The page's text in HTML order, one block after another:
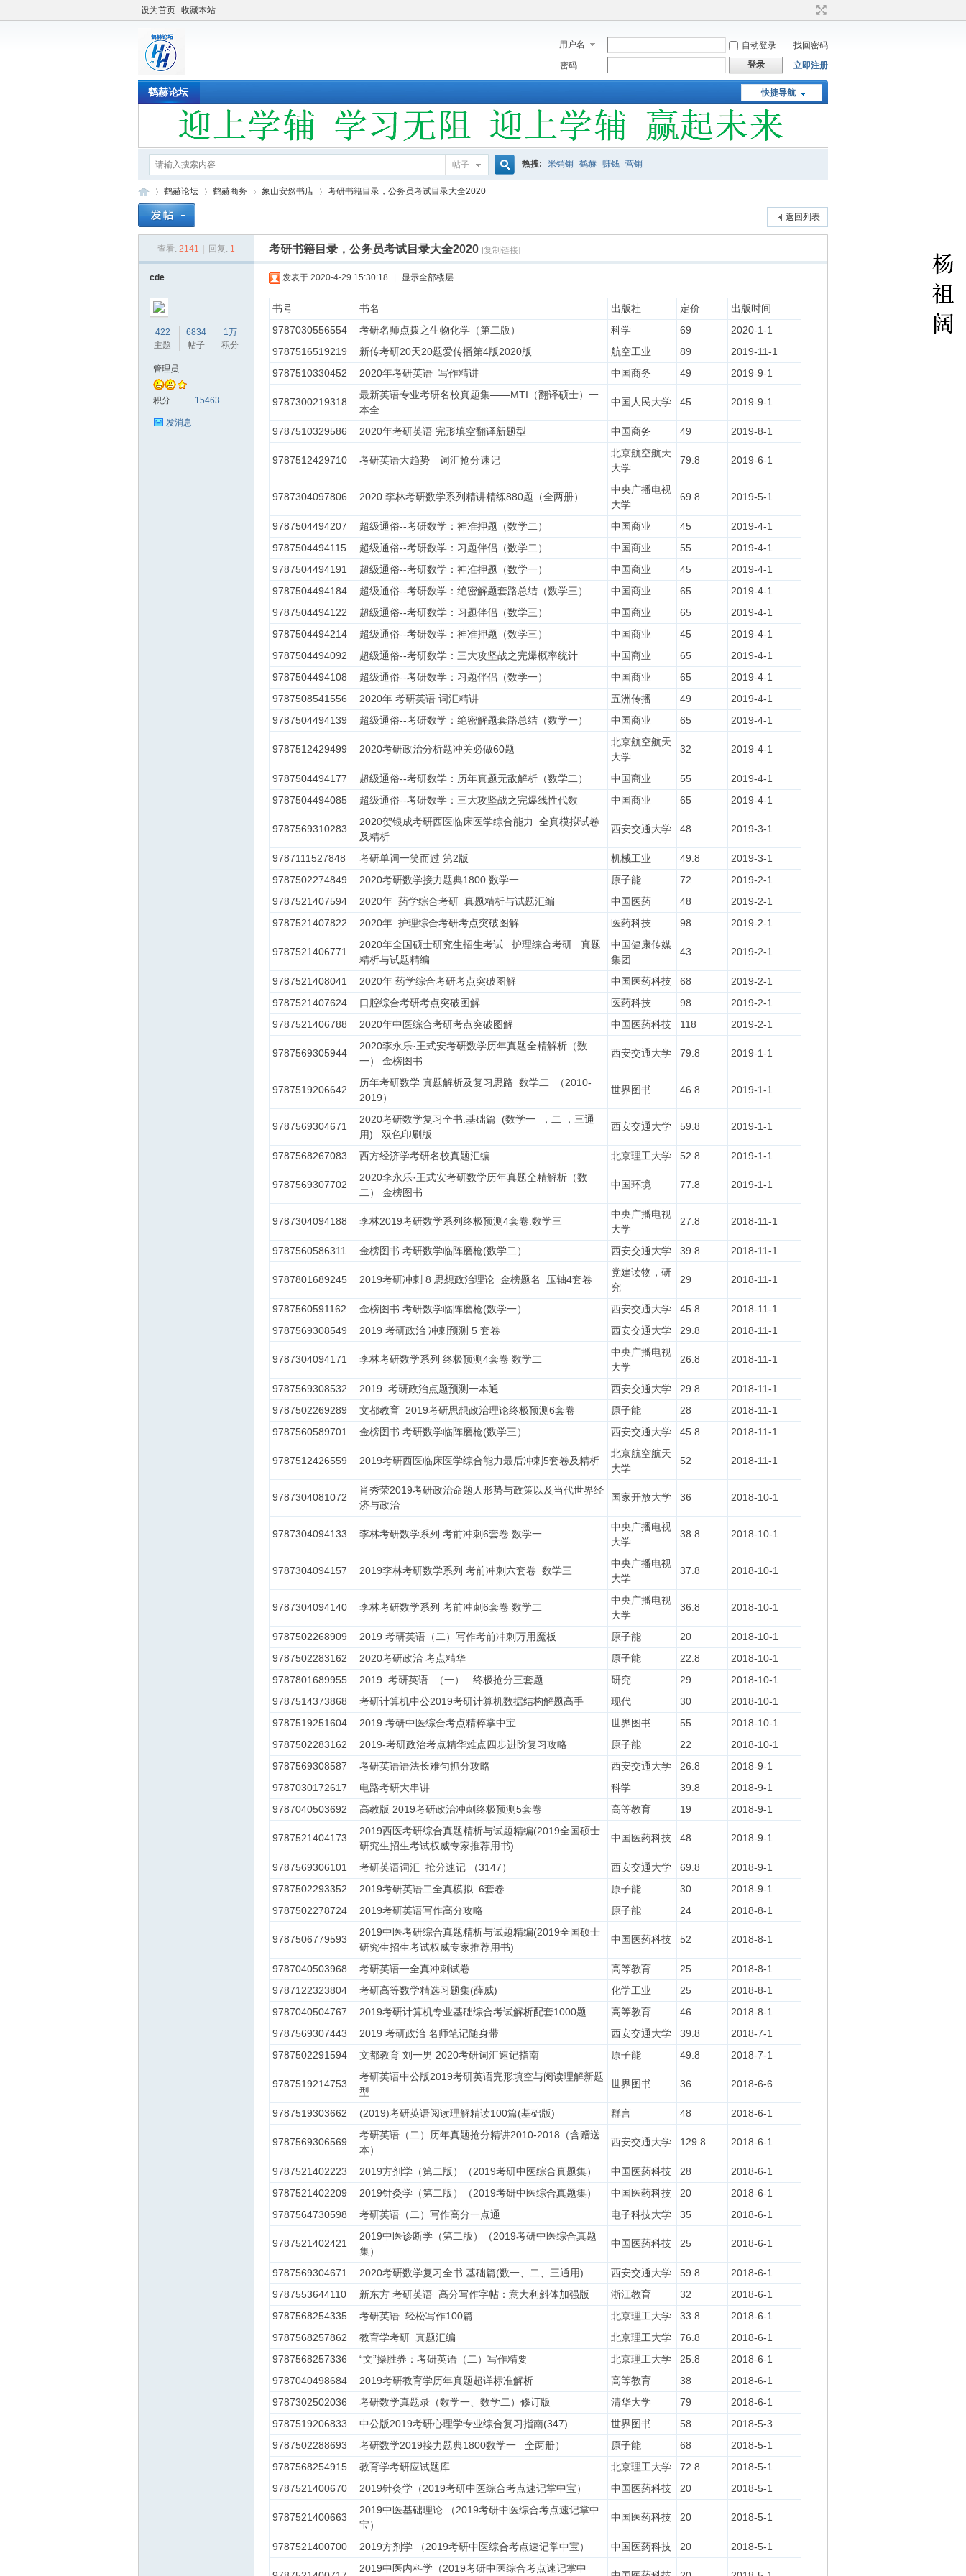
设为首页 收藏本站
用户名 自动登录
找回密码
密码
登录 立即注册
快捷导航
鹤赫论坛
帖子
索
热搜: 米销销 鹤赫 赚钱 营销
鹤赫论坛 鹤赫商务 象山安然书店
›
考研书籍目录，公务员考试目录大全2020
返回列表
查看: 2141 回复: 1 考研书籍目录，公务员考试目录大全2020 [复制链接]
cde
422
主题
6834
帖子
1万
积分
管理员
积分 15463
发消息
发表于 2020-4-29 15:30:18 显示全部楼层
书号 书名 出版社 定价
出版时间
9787030556554
考研名师点拨之生物化学（第二版） 科学 69
2020-1-1
9787516519219
新传考研20天20题爱传播第4版2020版 航空工业 89
2019-11-1
9787510330452
2020年考研英语 写作精讲 中国商务 49 2019-9-1
9787300219318
最新英语专业考研名校真题集——MTI（翻译硕士）一
本全
中国人民大学 45 2019-9-1
9787510329586 2020年考研英语 完形填空翻译新题型 中国商务 49 2019-8-1
9787512429710 考研英语大趋势—词汇抢分速记
北京航空航天
大学
79.8 2019-6-1
9787304097806 2020 李林考研数学系列精讲精练880题（全两册）
中央广播电视
大学
69.8 2019-5-1
9787504494207 超级通俗--考研数学：神准押题（数学二） 中国商业 45
2019-4-1
9787504494115
超级通俗--考研数学：习题伴侣（数学二） 中国商业 55
2019-4-1
9787504494191
超级通俗--考研数学：神准押题（数学一） 中国商业 45
2019-4-1
9787504494184
超级通俗--考研数学：绝密解题套路总结（数学三） 中国商业 65
2019-4-1
9787504494122
超级通俗--考研数学：习题伴侣（数学三） 中国商业 65
2019-4-1
9787504494214
超级通俗--考研数学：神准押题（数学三） 中国商业 45
2019-4-1
9787504494092
超级通俗--考研数学：三大攻坚战之完爆概率统计 中国商业 65
2019-4-1
9787504494108
超级通俗--考研数学：习题伴侣（数学一） 中国商业 65
2019-4-1
9787508541556
2020年 考研英语 词汇精讲 五洲传播 49
2019-4-1
9787504494139
超级通俗--考研数学：绝密解题套路总结（数学一） 中国商业 65 2019-4-1
9787512429499 2020考研政治分析题冲关必做60题
北京航空航天
大学
32 2019-4-1
9787504494177 超级通俗--考研数学：历年真题无敌解析（数学二） 中国商业 55
2019-4-1
9787504494085
超级通俗--考研数学：三大攻坚战之完爆线性代数 中国商业 65 2019-4-1
9787569310283
2020贺银成考研西医临床医学综合能力 全真模拟试卷
及精析
西安交通大学 48 2019-3-1
9787111527848 考研单词一笑而过 第2版 机械工业 49.8
2019-3-1
9787502274849
2020考研数学接力题典1800 数学一 原子能 72
2019-2-1
9787521407594
2020年 药学综合考研 真题精析与试题汇编 中国医药 48
2019-2-1
9787521407822
2020年 护理综合考研考点突破图解 医药科技 98 2019-2-1
9787521406771
2020年全国硕士研究生招生考试 护理综合考研 真题
精析与试题精编
中国健康传媒
集团
43 2019-2-1
9787521408041 2020年 药学综合考研考点突破图解 中国医药科技 68
2019-2-1
9787521407624
口腔综合考研考点突破图解 医药科技 98
2019-2-1
9787521406788
2020年中医综合考研考点突破图解 中国医药科技 118 2019-2-1
9787569305944
2020李永乐·王式安考研数学历年真题全精解析（数
一） 金榜图书
西安交通大学 79.8 2019-1-1
9787519206642
历年考研数学 真题解析及复习思路 数学二 （2010-
2019）
世界图书 46.8 2019-1-1
9787569304671
2020考研数学复习全书.基础篇 (数学一 ，二 ，三通
用) 双色印刷版
西安交通大学 59.8 2019-1-1
9787568267083 西方经济学考研名校真题汇编 北京理工大学 52.8 2019-1-1
9787569307702
2020李永乐·王式安考研数学历年真题全精解析（数
二） 金榜图书
中国环境 77.8 2019-1-1
9787304094188 李林2019考研数学系列终极预测4套卷.数学三
中央广播电视
大学
27.8 2018-11-1
9787560586311 金榜图书 考研数学临阵磨枪(数学二） 西安交通大学 39.8 2018-11-1
9787801689245 2019考研冲刺 8 思想政治理论 金榜题名 压轴4套卷
党建读物，研
究
29 2018-11-1
9787560591162 金榜图书 考研数学临阵磨枪(数学一） 西安交通大学 45.8
2018-11-1
9787569308549
2019 考研政治 冲刺预测 5 套卷 西安交通大学 29.8 2018-11-1
9787304094171 李林考研数学系列 终极预测4套卷 数学二
中央广播电视
大学
26.8 2018-11-1
9787569308532 2019 考研政治点题预测一本通 西安交通大学 29.8
2018-11-1
9787502269289
文都教育 2019考研思想政治理论终极预测6套卷 原子能 28
2018-11-1
9787560589701
金榜图书 考研数学临阵磨枪(数学三） 西安交通大学 45.8 2018-11-1
9787512426559 2019考研西医临床医学综合能力最后冲刺5套卷及精析
北京航空航天
大学
52 2018-11-1
9787304081072
肖秀荣2019考研政治命题人形势与政策以及当代世界经
济与政治
国家开放大学 36 2018-10-1
9787304094133 李林考研数学系列 考前冲刺6套卷 数学一
中央广播电视
大学
38.8 2018-10-1
9787304094157 2019李林考研数学系列 考前冲刺六套卷 数学三
中央广播电视
大学
37.8 2018-10-1
9787304094140 李林考研数学系列 考前冲刺6套卷 数学二
中央广播电视
大学
36.8 2018-10-1
9787502268909 2019 考研英语（二）写作考前冲刺万用魔板 原子能 20
2018-10-1
9787502283162
2020考研政治 考点精华 原子能 22.8
2018-10-1
9787801689955
2019 考研英语 （一） 终极抢分三套题 研究 29
2018-10-1
9787514373868
考研计算机中公2019考研计算机数据结构解题高手 现代 30
2018-10-1
9787519251604
2019 考研中医综合考点精粹掌中宝 世界图书 55
2018-10-1
9787502283162
2019-考研政治考点精华难点四步进阶复习攻略 原子能 22
2018-10-1
9787569308587
考研英语语法长难句抓分攻略 西安交通大学 26.8
2018-9-1
9787030172617
电路考研大串讲 科学 39.8
2018-9-1
9787040503692
高教版 2019考研政治冲刺终极预测5套卷 高等教育 19 2018-9-1
9787521404173
2019西医考研综合真题精析与试题精编(2019全国硕士
研究生招生考试权威专家推荐用书)
中国医药科技 48 2018-9-1
9787569306101 考研英语词汇 抢分速记 （3147） 西安交通大学 69.8
2018-9-1
9787502293352
2019考研英语二全真模拟 6套卷 原子能 30
2018-9-1
9787502278724
2019考研英语写作高分攻略 原子能 24 2018-8-1
9787506779593
2019中医考研综合真题精析与试题精编(2019全国硕士
研究生招生考试权威专家推荐用书)
中国医药科技 52 2018-8-1
9787040503968 考研英语一全真冲刺试卷 高等教育 25
2018-8-1
9787122323804
考研高等数学精选习题集(薛威) 化学工业 25
2018-8-1
9787040504767
2019考研计算机专业基础综合考试解析配套1000题 高等教育 46
2018-8-1
9787569307443
2019 考研政治 名师笔记随身带 西安交通大学 39.8
2018-7-1
9787502291594
文都教育 刘一男 2020考研词汇速记指南 原子能 49.8 2018-7-1
9787519214753
考研英语中公版2019考研英语完形填空与阅读理解新题
型
世界图书 36 2018-6-6
9787519303662 (2019)考研英语阅读理解精读100篇(基础版) 群言 48 2018-6-1
9787569306569
考研英语（二）历年真题抢分精讲2010-2018（含赠送
本）
西安交通大学 129.8 2018-6-1
9787521402223 2019方剂学（第二版）（2019考研中医综合真题集） 中国医药科技 28
2018-6-1
9787521402209
2019针灸学（第二版）（2019考研中医综合真题集） 中国医药科技 20
2018-6-1
9787564730598
考研英语（二）写作高分一点通 电子科技大学 35 2018-6-1
9787521402421
2019中医诊断学（第二版）（2019考研中医综合真题
集）
中国医药科技 25 2018-6-1
9787569304671 2020考研数学复习全书.基础篇(数一、二、三通用) 西安交通大学 59.8
2018-6-1
9787553644110
新东方 考研英语 高分写作字帖：意大利斜体加强版 浙江教育 32
2018-6-1
9787568254335
考研英语 轻松写作100篇 北京理工大学 33.8
2018-6-1
9787568257862
教育学考研 真题汇编 北京理工大学 76.8
2018-6-1
9787568257336
“文”操胜券：考研英语（二）写作精要 北京理工大学 25.8
2018-6-1
9787040498684
2019考研教育学历年真题超详标准解析 高等教育 38
2018-6-1
9787302502036
考研数学真题录（数学一、数学二）修订版 清华大学 79
2018-6-1
9787519206833
中公版2019考研心理学专业综合复习指南(347) 世界图书 58
2018-5-3
9787502288693
考研数学2019接力题典1800数学一 全两册） 原子能 68
2018-5-1
9787568254915
教育学考研应试题库 北京理工大学 72.8
2018-5-1
9787521400670
2019针灸学（2019考研中医综合考点速记掌中宝） 中国医药科技 20 2018-5-1
9787521400663
2019中医基础理论 （2019考研中医综合考点速记掌中
宝）
中国医药科技 20 2018-5-1
9787521400700 2019方剂学 （2019考研中医综合考点速记掌中宝） 中国医药科技 20 2018-5-1
2019中医内科学（2019考研中医综合考点速记掌中